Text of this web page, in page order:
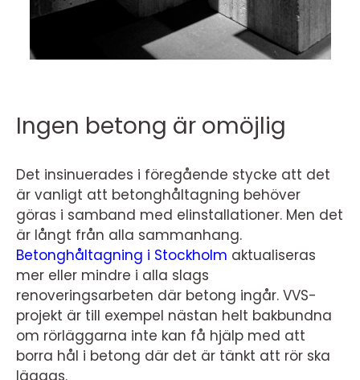
Ingen betong är omöjlig
Det insinuerades i föregående stycke att det
är vanligt att betonghåltagning behöver
göras i samband med elinstallationer. Men det
är långt från alla sammanhang.
Betonghåltagning i Stockholm aktualiseras
mer eller mindre i alla slags
renoveringsarbeten där betong ingår. VVS-
projekt är till exempel nästan helt bakbundna
om rörläggarna inte kan få hjälp med att
borra hål i betong där det är tänkt att rör ska
läggas.